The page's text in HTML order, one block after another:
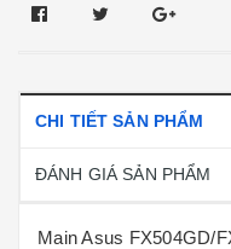
CHI TIẾT SẢN PHẨM
ĐÁNH GIÁ SẢN PHẨM
Main Asus FX504GD/